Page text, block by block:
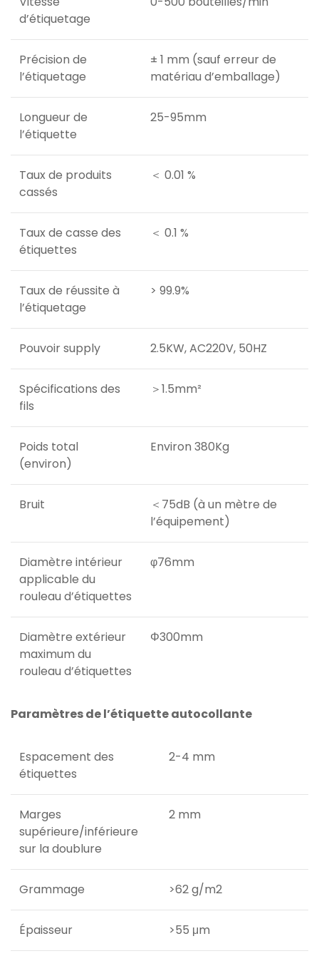
d’étiquetage
Précision de
l’étiquetage
± 1 mm (sauf erreur de
matériau d’emballage)
Longueur de
l’étiquette
25-95mm
Taux de produits
cassés
＜ 0.01 %
Taux de casse des
étiquettes
＜ 0.1 %
Taux de réussite à
l’étiquetage
> 99.9%
Pouvoir supply 2.5KW, AC220V, 50HZ
Spécifications des
fils
＞1.5mm²
Poids total
(environ)
Environ 380Kg
Bruit
＜75dB (à un mètre de
l’équipement)
Diamètre intérieur
applicable du
rouleau d’étiquettes
φ76mm
Diamètre extérieur
maximum du
rouleau d’étiquettes
Φ300mm
Paramètres de l’étiquette autocollante
Espacement des
étiquettes
2-4 mm
Marges
supérieure/inférieure
sur la doublure
2 mm
Grammage >62 g/m2
Épaisseur >55 μm